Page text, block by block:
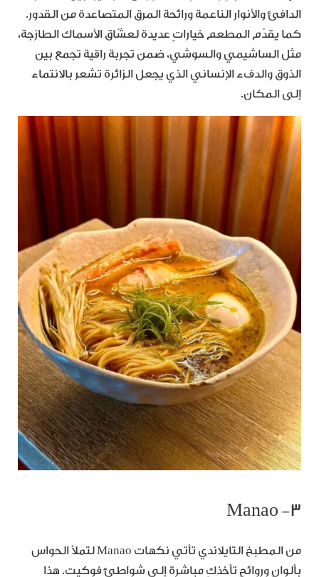
الدافئ والأنوار الناعمة ورائحة المرق المتصاعدة من القدور.
كما يقدّم المطعم خياراتٍ عديدة لعشّاق الأسماك الطازجة،
مثل الساشيمي والسوشي، ضمن تجربة راقية تجمع بين
الذوق والدفء الإنساني الذي يجعل الزائرة تشعر بالانتماء
إلى المكان.
٣- Manao
من المطبخ التايلاندي تأتي نكهات Manao لتملأ الحواس
بألوانٍ وروائحٍ تأخذكِ مباشرة إلى شواطئ فوكيت. هذا